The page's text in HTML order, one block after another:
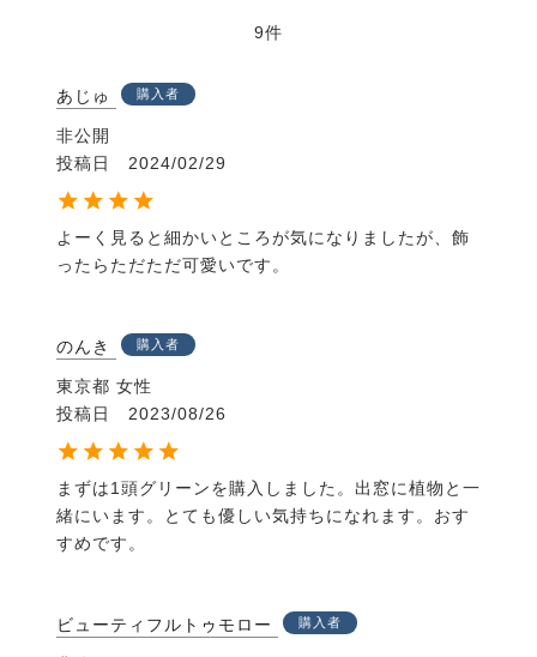
9
あじゅ 購入者
非公開
投稿日
2024/02/29
よーく見ると細かいところが気になりましたが、飾
ったらただただ可愛いです。
のんき 購入者
東京都 女性
投稿日
2023/08/26
まずは1頭グリーンを購入しました。出窓に植物と一
緒にいます。とても優しい気持ちになれます。おす
すめです。
ビューティフルトゥモロー 購入者